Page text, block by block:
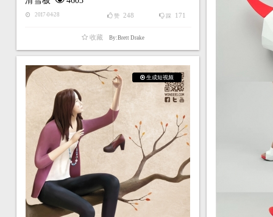
2017-04-28 踩 171
赞 248
收藏 By:Brett Drake
生成短视频